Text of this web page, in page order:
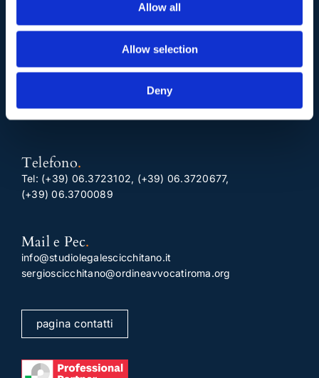
Allow all
Allow selection
Deny
I nostri contatti.
Indirizzo postale unificato.
Telefono.
Tel: (+39) 06.3723102, (+39) 06.3720677,
(+39) 06.3700089
Mail e Pec.
info@studiolegalescicchitano.it
sergioscicchitano@ordineavvocatiroma.org
pagina contatti